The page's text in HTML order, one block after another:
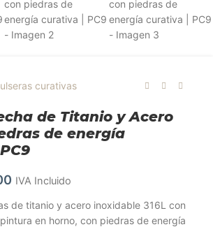
curativas
de Titanio y Acero
de energía
IVA Incluido
de titanio y acero inoxidable 316L con
en horno, con piedras de energía